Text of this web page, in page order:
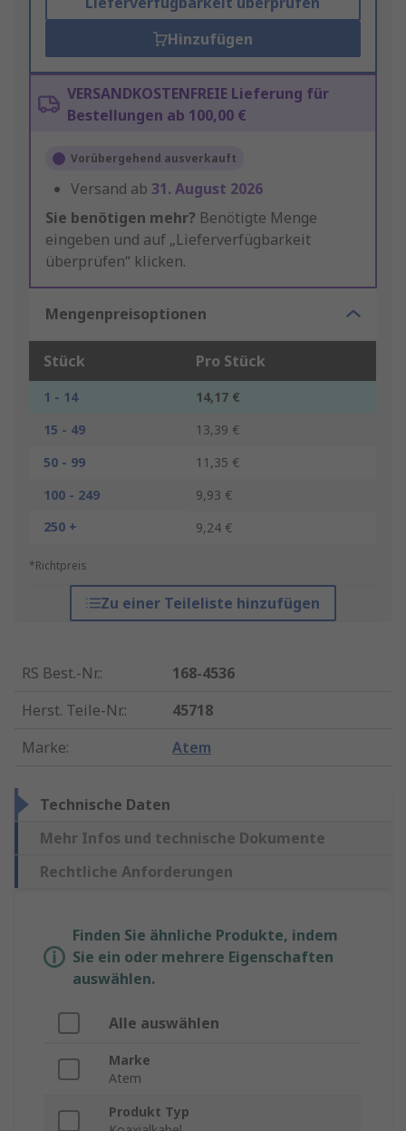
Hinzufügen
VERSANDKOSTENFREIE Lieferung für
Bestellungen ab 100,00 €
Vorübergehend ausverkauft
Versand ab 31. August 2026
Sie benötigen mehr? Benötigte Menge
eingeben und auf „Lieferverfügbarkeit
überprüfen“ klicken.
Mengenpreisoptionen
Stück Pro Stück
1 - 14
14,17 €
15 - 49
13,39 €
50 - 99
11,35 €
100 - 249
9,93 €
250 +
9,24 €
*Richtpreis
Zu einer Teileliste hinzufügen
RS Best.-Nr.:
168-4536
Herst. Teile-Nr.:
45718
Marke: Atem
Technische Daten
Mehr Infos und technische Dokumente
Rechtliche Anforderungen
Finden Sie ähnliche Produkte, indem
Sie ein oder mehrere Eigenschaften
auswählen.
Alle auswählen
Marke
Atem
Produkt Typ